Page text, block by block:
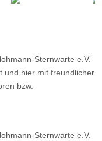
Sternwarte e.V.
und hier mit freundlicher
bzw.
Sternwarte e.V.